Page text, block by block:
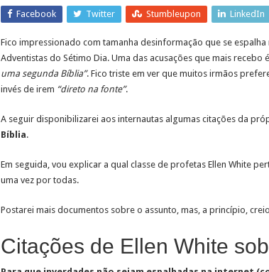
Facebook Twitter Stumbleupon LinkedIn
Fico impressionado com tamanha desinformação que se
Adventistas do Sétimo Dia. Uma das acusações que mais recebo
uma segunda Bíblia”. Fico triste em ver que muitos irmãos
invés de irem “direto na fonte”.
A seguir disponibilizarei aos internautas algumas citações da
Bíblia.
Em seguida, vou explicar a qual classe de profetas Ellen White
uma vez por todas.
Postarei mais documentos sobre o assunto, mas, a princípio,
Citações de Ellen White